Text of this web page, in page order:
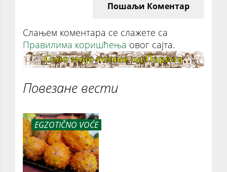
Пошаљи Коментар
Слањем коментара се слажете са
Правилима коришћења овог сајта.
Повезане вести
EGZOTIČNO VOĆE